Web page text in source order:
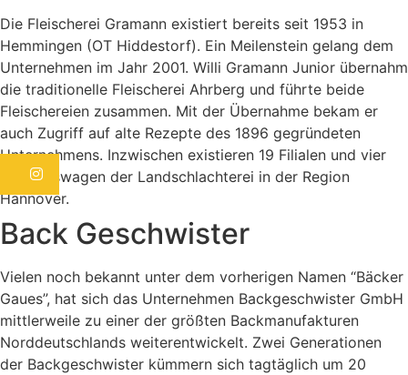
Die Fleischerei Gramann existiert bereits seit 1953 in
Hemmingen (OT Hiddestorf). Ein Meilenstein gelang dem
Unternehmen im Jahr 2001. Willi Gramann Junior übernahm
die traditionelle Fleischerei Ahrberg und führte beide
Fleischereien zusammen. Mit der Übernahme bekam er
auch Zugriff auf alte Rezepte des 1896 gegründeten
Unternehmens. Inzwischen existieren 19 Filialen und vier
Verkaufswagen der Landschlachterei in der Region
Hannover.
Back Geschwister
Vielen noch bekannt unter dem vorherigen Namen “Bäcker
Gaues”, hat sich das Unternehmen Backgeschwister GmbH
mittlerweile zu einer der größten Backmanufakturen
Norddeutschlands weiterentwickelt. Zwei Generationen
der Backgeschwister kümmern sich tagtäglich um 20
Instagram